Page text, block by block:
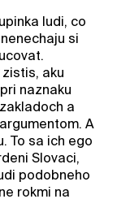
ludi, co
si
aku
naznaku
a
A
To sa ich ego
Slovaci,
podobneho
rokmi na